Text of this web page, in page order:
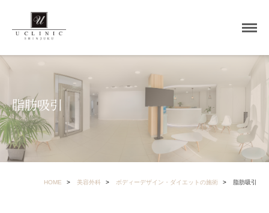
脂肪吸引
HOME 美容外科 ボディーデザイン・ダイエットの施術 脂肪吸引